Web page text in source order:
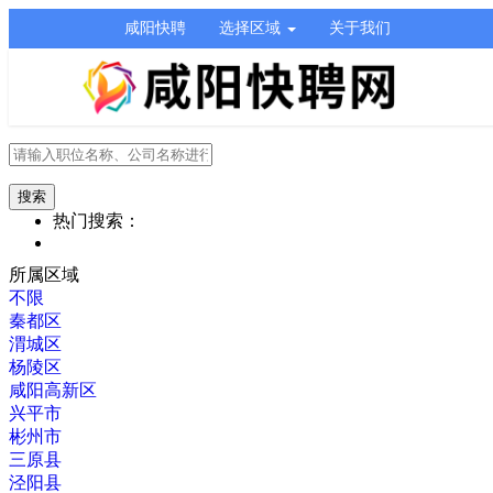
咸阳快聘 选择区域 关于我们
热门搜索：
所属区域
不限
秦都区
渭城区
杨陵区
咸阳高新区
兴平市
彬州市
三原县
泾阳县